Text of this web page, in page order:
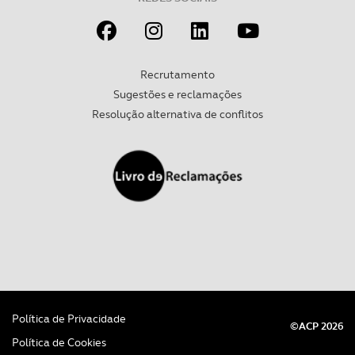
Recrutamento
Sugestões e reclamações
Resolução alternativa de conflitos
Política de Privacidade
Política de Cookies
©ACP 2026